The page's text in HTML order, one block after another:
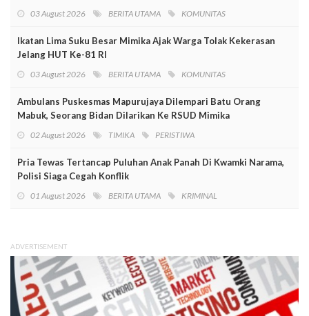
03 August 2026 BERITA UTAMA KOMUNITAS
Ikatan Lima Suku Besar Mimika Ajak Warga Tolak Kekerasan
Jelang HUT Ke-81 RI
03 August 2026 BERITA UTAMA KOMUNITAS
Ambulans Puskesmas Mapurujaya Dilempari Batu Orang
Mabuk, Seorang Bidan Dilarikan Ke RSUD Mimika
02 August 2026 TIMIKA PERISTIWA
Pria Tewas Tertancap Puluhan Anak Panah Di Kwamki Narama,
Polisi Siaga Cegah Konflik
01 August 2026 BERITA UTAMA KRIMINAL
ADVERTISEMENT